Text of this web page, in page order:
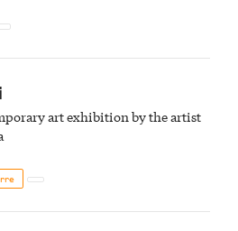
art exhibition by the artist